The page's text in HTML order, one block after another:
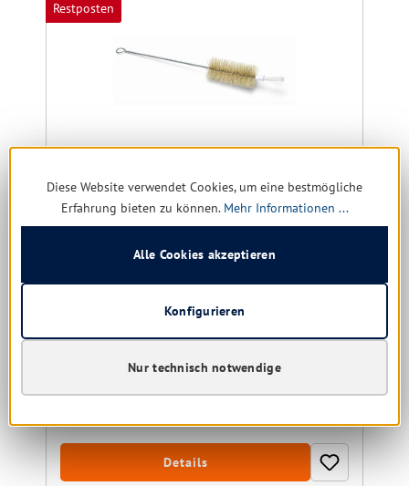
Restposten
Flaschenbürste Nylon
1 ltr. | 1/2 ltr. | 3/4 ltr.
Versandfertig in 8 Tagen, Lieferzeit 1-5 Tage
1,24 € *
Details
Diese Website verwendet Cookies, um eine bestmögliche
Erfahrung bieten zu können. Mehr Informationen ...
Nur technisch notwendige
Konfigurieren
Alle Cookies akzeptieren